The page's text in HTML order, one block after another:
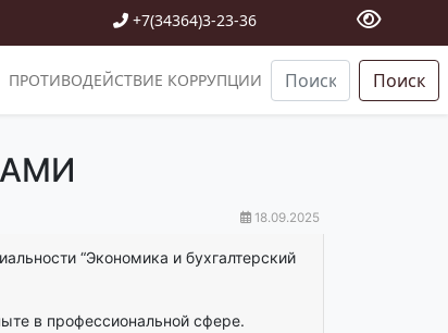
+7(34364)3-23-36
ПРОТИВОДЕЙСТВИЕ КОРРУПЦИИ Поиск
18.09.2025
“Экономика и бухгалтерский
в профессиональной сфере.